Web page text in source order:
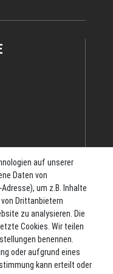
auf unserer
Daten von
um z.B. Inhalte
Drittanbietern
zu analysieren. Die
Cookies. Wir teilen
benennen.
oder aufgrund eines
kann erteilt oder